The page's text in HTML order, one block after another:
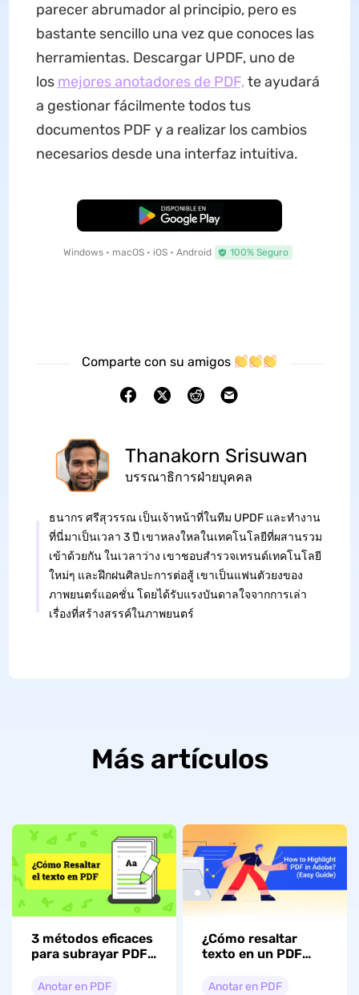
parecer abrumador al principio, pero es
bastante sencillo una vez que conoces las
herramientas. Descargar UPDF, uno de
los mejores anotadores de PDF,te ayudará
a gestionar fácilmente todos tus
documentos PDF y a realizar los cambios
necesarios desde una interfaz intuitiva.
Descarga Gratuita
Windows • macOS • iOS • Android 100% Seguro
Comparte con su amigos
Thanakorn Srisuwan
บรรณาธิการฝ่ายบุคคล
ธนากร ศรีสุวรรณ เป็นเจ้าหน้าที่ในทีม UPDF และทำงาน
ที่นี่มาเป็นเวลา 3 ปี เขาหลงใหลในเทคโนโลยีที่ผสานรวม
เข้าด้วยกัน ในเวลาว่าง เขาชอบสำรวจเทรนด์เทคโนโลยี
ใหม่ๆ และฝึกฝนศิลปะการต่อสู้ เขาเป็นแฟนตัวยงของ
ภาพยนตร์แอคชั่น โดยได้รับแรงบันดาลใจจากการเล่า
เรื่องที่สร้างสรรค์ในภาพยนตร์
Más artículos
3 métodos eficaces
para subrayar PDF:
documentos
Anotar en PDF
¿Cómo resaltar
texto en un PDF
sencilla)
Anotar en PDF